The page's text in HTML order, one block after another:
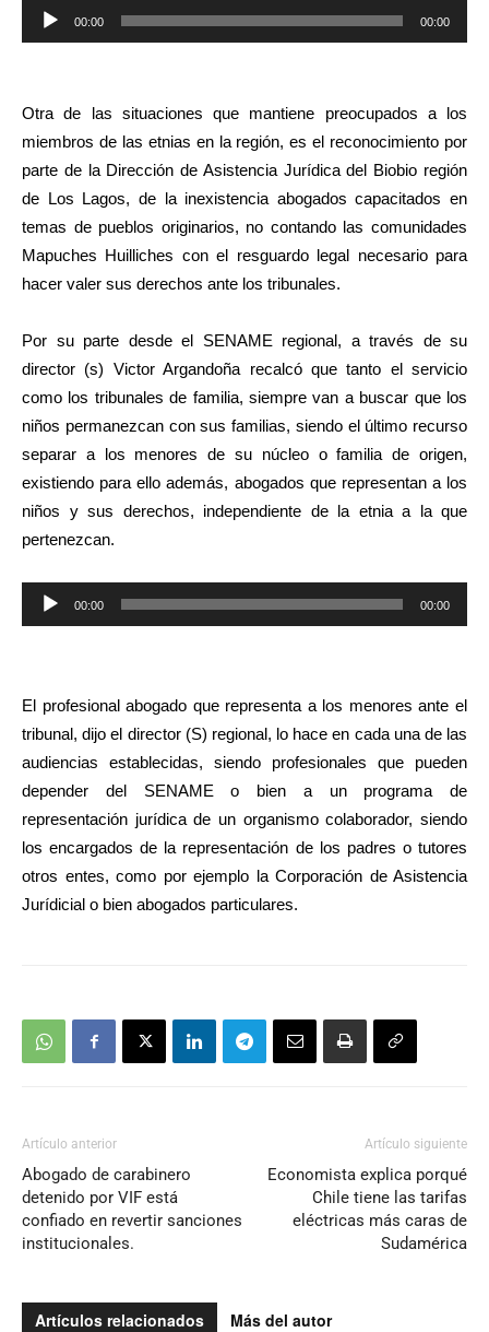
Reproductor
de
00:00 00:00
Otra de las situaciones que mantiene preocupados a los
miembros de las etnias en la región, es el reconocimiento por
parte de la Dirección de Asistencia Jurídica del Biobio región
de Los Lagos, de la inexistencia abogados capacitados en
temas de pueblos originarios, no contando las comunidades
Mapuches Huilliches con el resguardo legal necesario para
hacer valer sus derechos ante los tribunales.
Por su parte desde el SENAME regional, a través de su
director (s) Victor Argandoña recalcó que tanto el servicio
como los tribunales de familia, siempre van a buscar que los
niños permanezcan con sus familias, siendo el último recurso
separar a los menores de su núcleo o familia de origen,
existiendo para ello además, abogados que representan a los
niños y sus derechos, independiente de la etnia a la que
pertenezcan.
Reproductor
de
00:00 00:00
El profesional abogado que representa a los menores ante el
tribunal, dijo el director (S) regional, lo hace en cada una de las
audiencias establecidas, siendo profesionales que pueden
depender del SENAME o bien a un programa de
representación jurídica de un organismo colaborador, siendo
los encargados de la representación de los padres o tutores
otros entes, como por ejemplo la Corporación de Asistencia
Jurídicial o bien abogados particulares.
Artículo anterior
Abogado de carabinero
detenido por VIF está
confiado en revertir sanciones
institucionales.
Artículo siguiente
Economista explica porqué
Chile tiene las tarifas
eléctricas más caras de
Sudamérica
Artículos relacionados Más del autor